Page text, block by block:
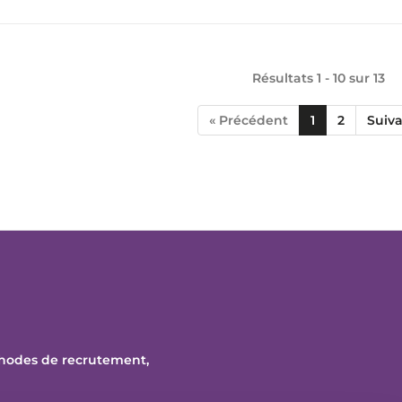
Résultats 1 - 10 sur 13
« Précédent 1 2
de recrutement,